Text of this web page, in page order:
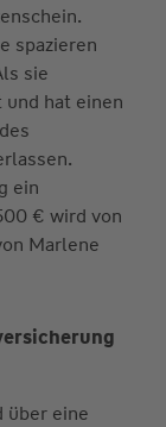
spazieren
sie
hat einen
ein
€ wird von
Marlene
über eine